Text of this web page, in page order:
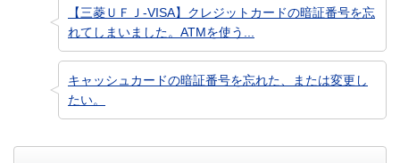
【三菱ＵＦＪ-VISA】クレジットカードの暗証番号を忘
れてしまいました。ATMを使う...
キャッシュカードの暗証番号を忘れた、または変更し
たい。